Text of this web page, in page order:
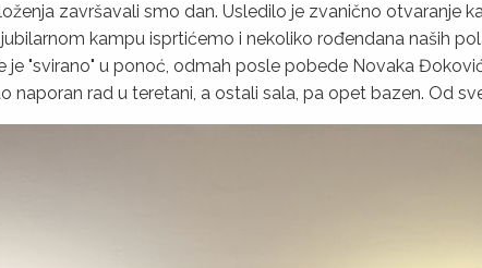
završavali smo dan. Usledilo je zvanično otvaranje
kampu isprtićemo i nekoliko rođendana naših
je "svirano" u ponoć, odmah posle pobede Novaka
naporan rad u teretani, a ostali sala, pa opet bazen. Od